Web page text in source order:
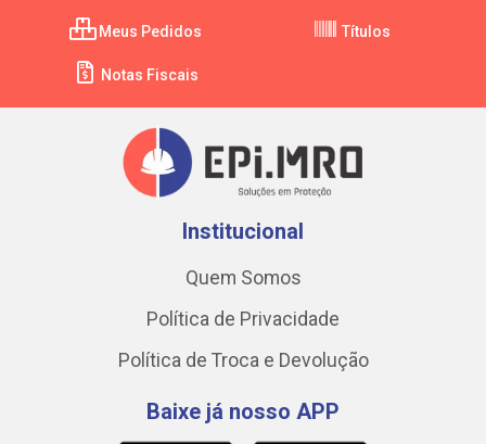
Meus Pedidos Títulos
Notas Fiscais
Institucional
Quem Somos
Política de Privacidade
Política de Troca e Devolução
Baixe já nosso APP